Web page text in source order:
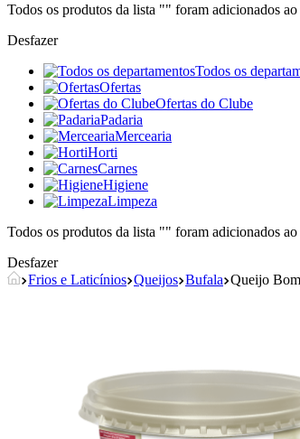
Todos os produtos da lista "" foram adicionados
Desfazer
Todos os
Ofertas
Ofertas do Clube
Padaria
Mercearia
Horti
Carnes
Higiene
Limpeza
Todos os produtos da lista "" foram adicionados
Desfazer
Frios e Laticínios Queijos Bufala Queijo